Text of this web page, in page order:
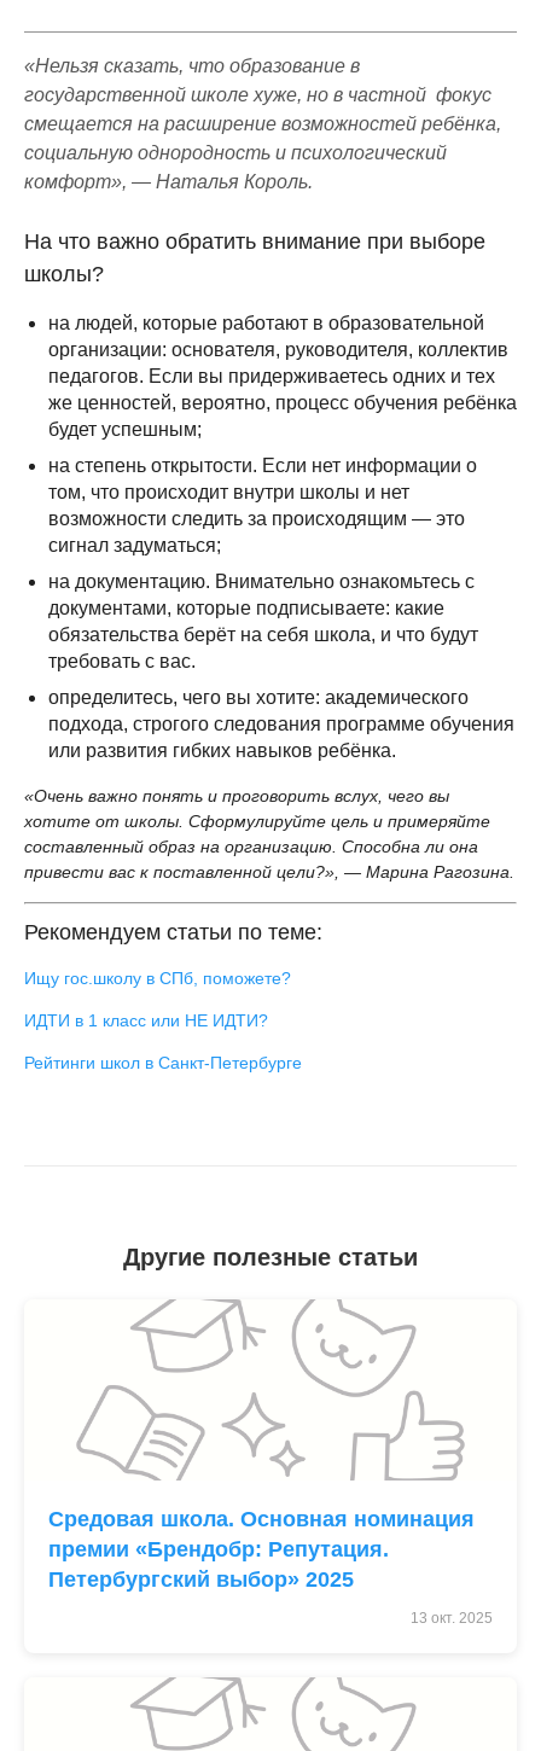
«Нельзя сказать, что образование в
государственной школе хуже, но в частной фокус
смещается на расширение возможностей ребёнка,
социальную однородность и психологический
комфорт», — Наталья Король.
На что важно обратить внимание при выборе
школы?
на людей, которые работают в образовательной
организации: основателя, руководителя, коллектив
педагогов. Если вы придерживаетесь одних и тех
же ценностей, вероятно, процесс обучения ребёнка
будет успешным;
на степень открытости. Если нет информации о
том, что происходит внутри школы и нет
возможности следить за происходящим — это
сигнал задуматься;
на документацию. Внимательно ознакомьтесь с
документами, которые подписываете: какие
обязательства берёт на себя школа, и что будут
требовать с вас.
определитесь, чего вы хотите: академического
подхода, строгого следования программе обучения
или развития гибких навыков ребёнка.
«Очень важно понять и проговорить вслух, чего вы
хотите от школы. Сформулируйте цель и примеряйте
составленный образ на организацию. Способна ли она
привести вас к поставленной цели?», — Марина Рагозина.
Рекомендуем статьи по теме:
Ищу гос.школу в СПб, поможете?
ИДТИ в 1 класс или НЕ ИДТИ?
Рейтинги школ в Санкт-Петербурге
Другие полезные статьи
Средовая школа. Основная номинация
премии «Брендобр: Репутация.
Петербургский выбор» 2025
13 окт. 2025